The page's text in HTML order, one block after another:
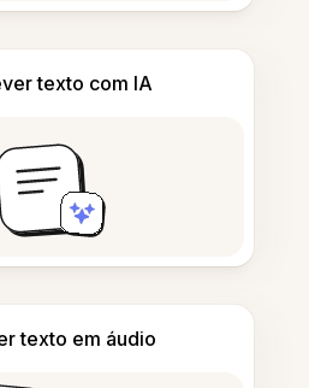
texto com IA
texto em áudio